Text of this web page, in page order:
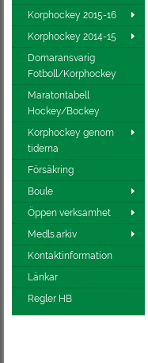
Korphockey 2015-16
Korphockey 2014-15
Domaransvarig
Fotboll/Korphockey
Maratontabell
Hockey/Bockey
Korphockey genom
tiderna
Försäkring
Boule
Öppen verksamhet
Medls.arkiv
Kontaktinformation
Länkar
Regler HB